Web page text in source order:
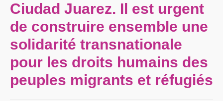
Ciudad Juarez. Il est urgent
de construire ensemble une
solidarité transnationale
pour les droits humains des
peuples migrants et réfugiés